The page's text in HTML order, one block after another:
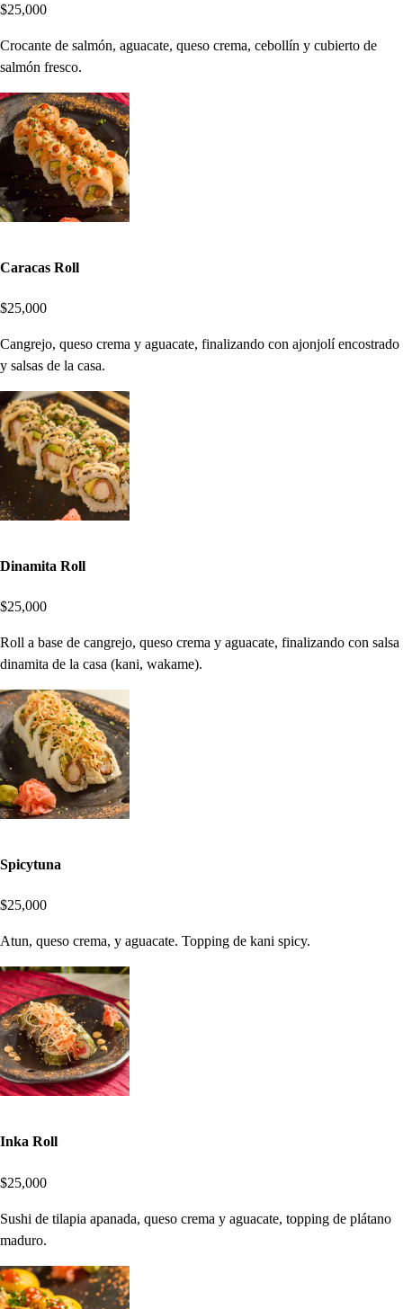
$25,000
Crocante de salmón, aguacate, queso crema, cebollín y cubierto de
salmón fresco.
Caracas Roll
$25,000
Cangrejo, queso crema y aguacate, finalizando con ajonjolí encostrado
y salsas de la casa.
Dinamita Roll
$25,000
Roll a base de cangrejo, queso crema y aguacate, finalizando con salsa
dinamita de la casa (kani, wakame).
Spicytuna
$25,000
Atun, queso crema, y aguacate. Topping de kani spicy.
Inka Roll
$25,000
Sushi de tilapia apanada, queso crema y aguacate, topping de plátano
maduro.